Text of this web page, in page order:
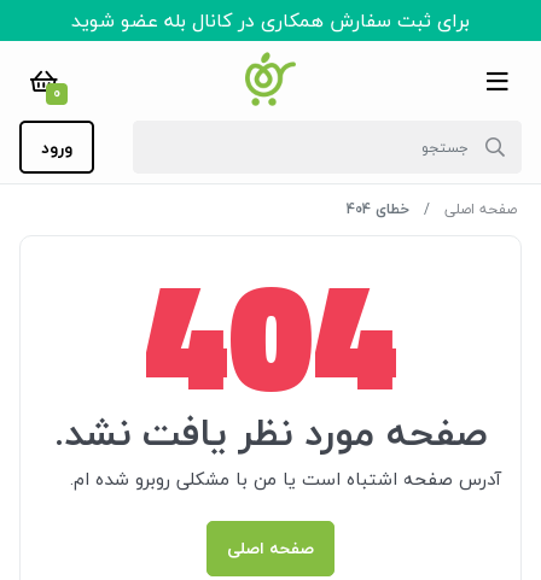
برای ثبت سفارش همکاری در کانال بله عضو شوید
0
ورود
صفحه اصلی خطای 404
404
صفحه مورد نظر یافت نشد.
آدرس صفحه اشتباه است یا من با مشکلی روبرو شده ام.
صفحه اصلی